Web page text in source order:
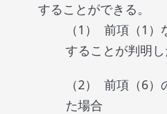
することができる。
前項（1）
することが判明
前項（6）
た場合